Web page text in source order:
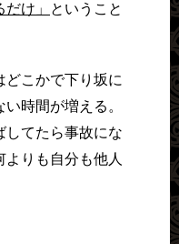
け」
ということ
どこかで下り坂に
時間が増える。
してたら事故にな
りも自分も他人